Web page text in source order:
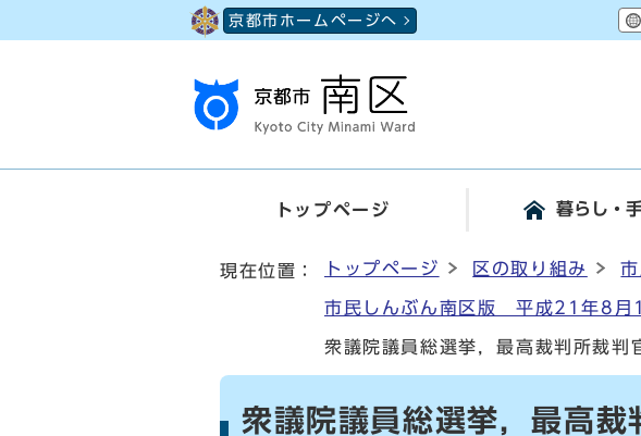
京都市ホームページへ
トップページ 暮らし・
現在位置： トップページ 区の取り組み
市民しんぶん南区版 平成21年8月
衆議院議員総選挙，最高裁判所裁
衆議院議員総選挙，最高